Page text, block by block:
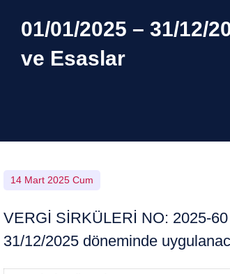
01/01/2025 – 31/12/
ve Esaslar
14 Mart 2025 Cum
VERGİ SİRKÜLERİ NO: 2025-
31/12/2025 döneminde